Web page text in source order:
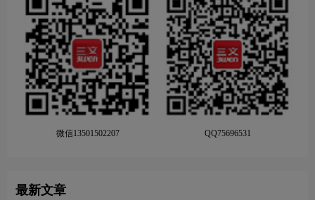
微信13501502207 QQ75696531
最新文章